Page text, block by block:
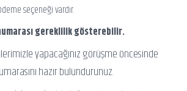
seçeneği vardır.
gereklilik gösterebilir.
yapacağınız görüşme öncesinde
hazır bulundurunuz.